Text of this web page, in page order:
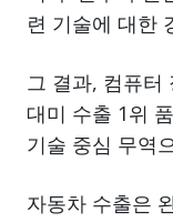
련 기술에 대한
그 결과, 컴퓨터
대미 수출 1위
기술 중심 무역
자동차 수출은